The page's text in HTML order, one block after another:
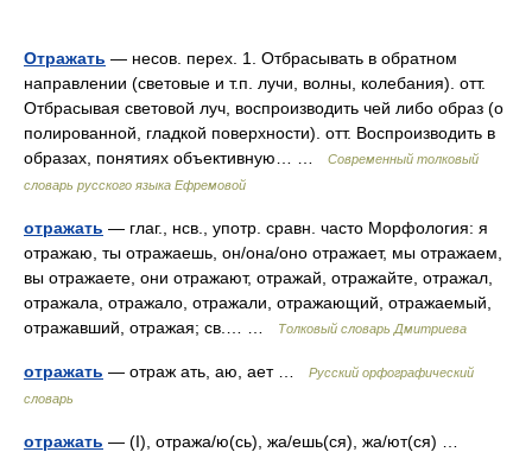
Отражать — несов. перех. 1. Отбрасывать в обратном
направлении (световые и т.п. лучи, волны, колебания). отт.
Отбрасывая световой луч, воспроизводить чей либо образ (о
полированной, гладкой поверхности). отт. Воспроизводить в
образах, понятиях объективную… …
Современный толковый
словарь русского языка Ефремовой
отражать — глаг., нсв., употр. сравн. часто Морфология: я
отражаю, ты отражаешь, он/она/оно отражает, мы отражаем,
вы отражаете, они отражают, отражай, отражайте, отражал,
отражала, отражало, отражали, отражающий, отражаемый,
отражавший, отражая; св.… …
Толковый словарь Дмитриева
отражать — отраж ать, аю, ает …
Русский орфографический
словарь
отражать — (I), отража/ю(сь), жа/ешь(ся), жа/ют(ся) …